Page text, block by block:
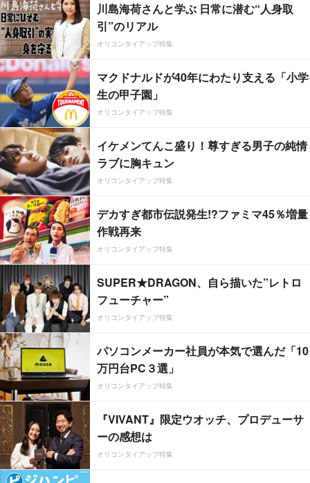
川島海荷さんと学ぶ 日常に潜む“人身取
引”のリアル
オリコンタイアップ特集
マクドナルドが40年にわたり支える「小学
生の甲子園」
オリコンタイアップ特集
イケメンてんこ盛り！尊すぎる男子の純情
ラブに胸キュン
オリコンタイアップ特集
デカすぎ都市伝説発生!?ファミマ45％増量
作戦再来
オリコンタイアップ特集
SUPER★DRAGON、自ら描いた”レトロ
フューチャー”
オリコンタイアップ特集
パソコンメーカー社員が本気で選んだ「10
万円台PC３選」
オリコンタイアップ特集
『VIVANT』限定ウオッチ、プロデューサ
ーの感想は
オリコンタイアップ特集